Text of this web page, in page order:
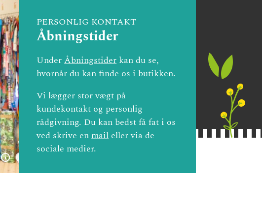
PERSONLIG KONTAKT
Åbningstider
UnderÅbningstider kan du se,
hvornår du kan finde os i butikken.
Vi lægger stor vægt på
kundekontakt og personlig
rådgivning. Du kan bedst få fat i os
ved skrive enmail eller via de
sociale medier.